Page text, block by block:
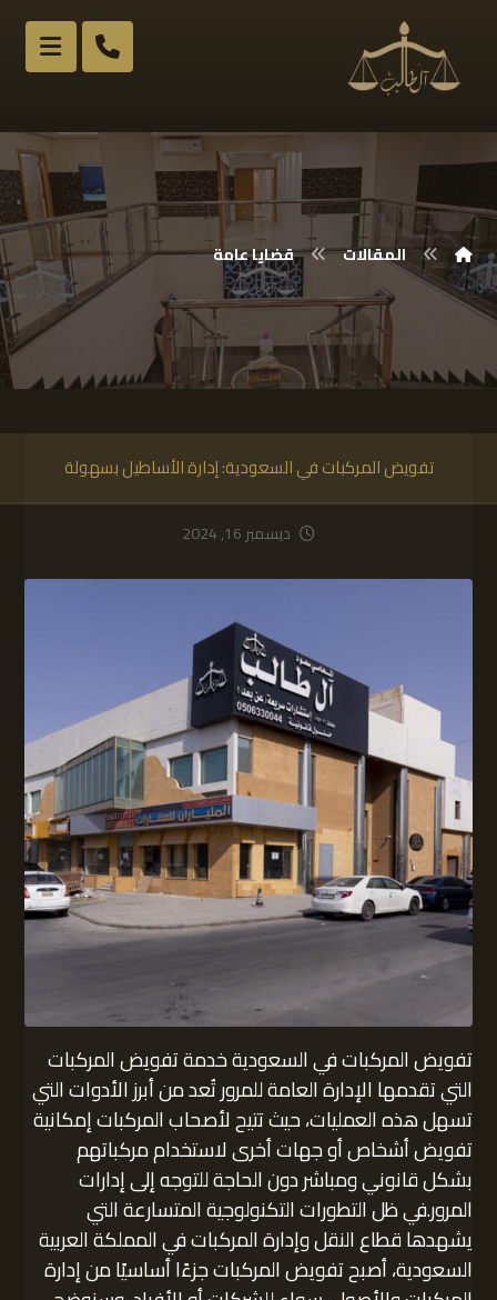
المقالات قضايا عامة
تفويض المركبات في السعودية: إدارة الأساطيل بسهولة
ديسمبر 16, 2024
تفويض المركبات في السعودية خدمة تفويض المركبات
التي تقدمها الإدارة العامة للمرور تُعد من أبرز الأدوات التي
تسهل هذه العمليات، حيث تتيح لأصحاب المركبات إمكانية
تفويض أشخاص أو جهات أخرى لاستخدام مركباتهم
بشكل قانوني ومباشر دون الحاجة للتوجه إلى إدارات
المرور.في ظل التطورات التكنولوجية المتسارعة التي
يشهدها قطاع النقل وإدارة المركبات في المملكة العربية
السعودية، أصبح تفويض المركبات جزءًا أساسيًا من إدارة